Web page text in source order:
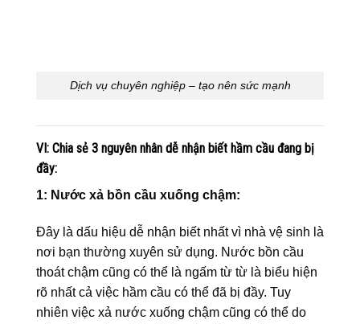
Dịch vụ chuyên nghiệp – tạo nên sức mạnh
VI: Chia sẻ 3 nguyên nhân dễ nhận biết hầm cầu đang bị
đầy:
1: Nước xả bồn cầu xuống chậm:
Đây là dấu hiệu dễ nhận biết nhất vì nhà vệ sinh là
nơi bạn thường xuyên sử dụng. Nước bồn cầu
thoát chậm cũng có thể là ngấm từ từ là biểu hiện
rõ nhất cả việc hầm cầu có thể đã bị đầy. Tuy
nhiên việc xả nước xuống chậm cũng có thể do